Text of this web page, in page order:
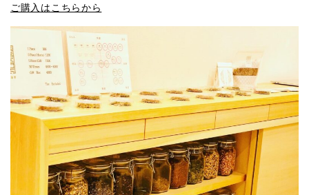
ご購入はこちらから